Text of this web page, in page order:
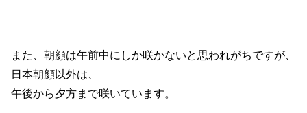
また、朝顔は午前中にしか咲かないと思われがちですが、
日本朝顔以外は、
午後から夕方まで咲いています。